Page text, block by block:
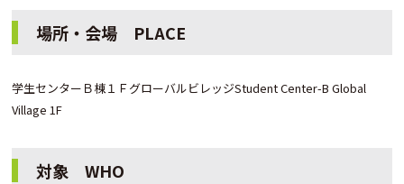
場所・会場 PLACE
学生センターＢ棟１ＦグローバルビレッジStudent Center-B Global
Village 1F
対象 WHO